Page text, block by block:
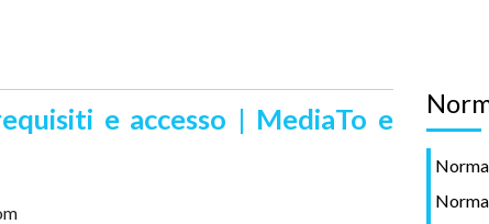
e accesso | MediaTo e